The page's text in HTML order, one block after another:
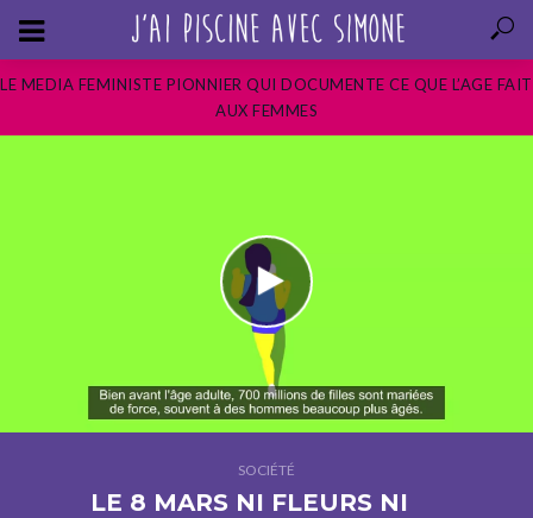
LE MEDIA FEMINISTE PIONNIER QUI DOCUMENTE CE QUE L’AGE FAIT
AUX FEMMES
SOCIÉTÉ
LE 8 MARS NI FLEURS NI